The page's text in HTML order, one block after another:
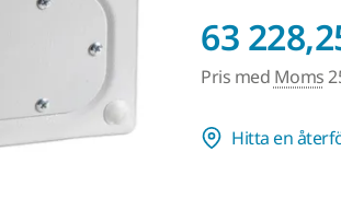
63
Pris med Moms
Hitta en